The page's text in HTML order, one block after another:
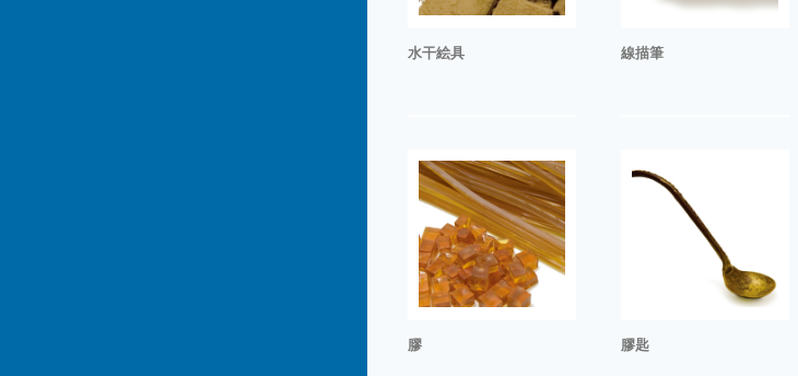
水干絵具 線描筆
膠 膠匙